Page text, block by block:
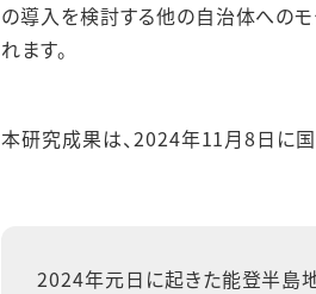
の導入を検討する他の自治体への
れます。
本研究成果は、2024年11月8日に
2024年元日に起きた能登半島